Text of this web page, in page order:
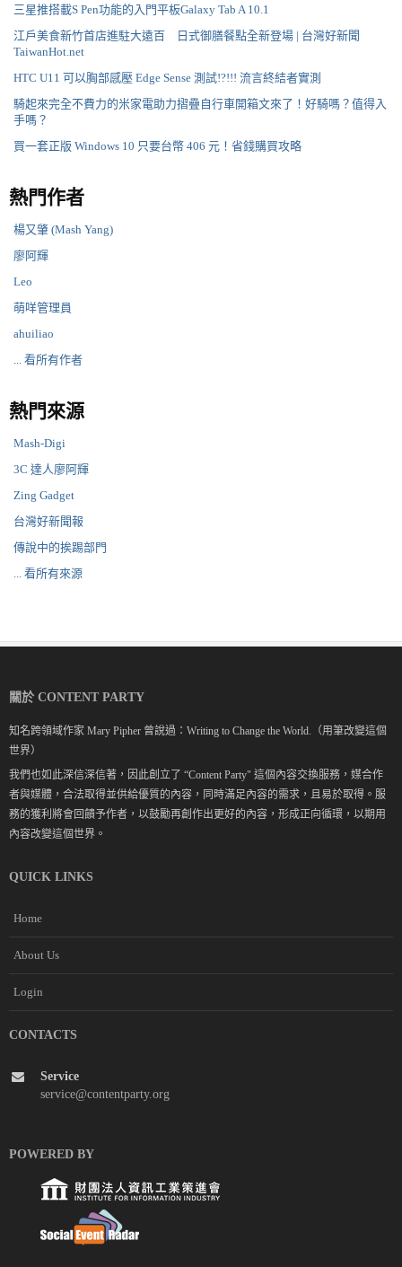
三星推搭載S Pen功能的入門平板Galaxy Tab A 10.1
江戶美食新竹首店進駐大遠百 日式御膳餐點全新登場 | 台灣好新聞
TaiwanHot.net
HTC U11 可以胸部感壓 Edge Sense 測試!?!!! 流言終結者實測
騎起來完全不費力的米家電助力摺疊自行車開箱文來了！好騎嗎？值得入
手嗎？
買一套正版 Windows 10 只要台幣 406 元！省錢購買攻略
熱門作者
楊又肇 (Mash Yang)
廖阿輝
Leo
萌咩管理員
ahuiliao
... 看所有作者
熱門來源
Mash-Digi
3C 達人廖阿輝
Zing Gadget
台灣好新聞報
傳說中的挨踢部門
... 看所有來源
關於 CONTENT PARTY
知名跨領域作家 Mary Pipher 曾說過：Writing to Change the World.（用筆改變這個
世界）
我們也如此深信深信著，因此創立了 “Content Party" 這個內容交換服務，媒合作
者與媒體，合法取得並供給優質的內容，同時滿足內容的需求，且易於取得。服
務的獲利將會回饋予作者，以鼓勵再創作出更好的內容，形成正向循環，以期用
內容改變這個世界。
QUICK LINKS
Home
About Us
Login
CONTACTS
Service
service@contentparty.org
POWERED BY